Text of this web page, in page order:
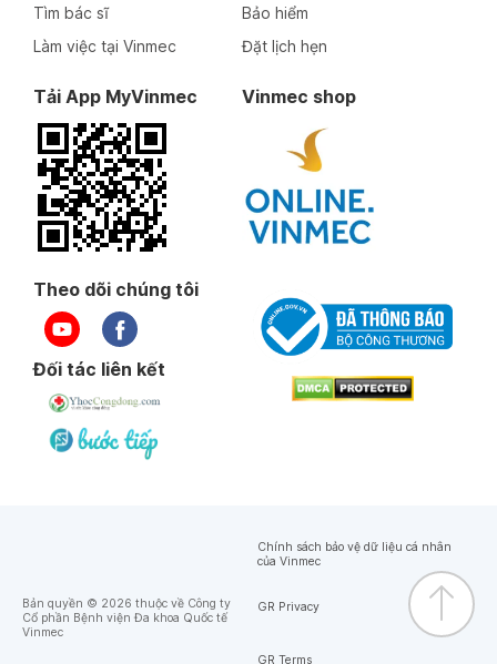
Tìm bác sĩ
Làm việc tại Vinmec
Bảo hiểm
Đặt lịch hẹn
Tải App MyVinmec Vinmec shop
Theo dõi chúng tôi
Đối tác liên kết
Bản quyền © 2026 thuộc về Công ty
Cổ phần Bệnh viện Đa khoa Quốc tế
Vinmec
Chính sách bảo vệ dữ liệu cá nhân
của Vinmec
GR Privacy
GR Terms